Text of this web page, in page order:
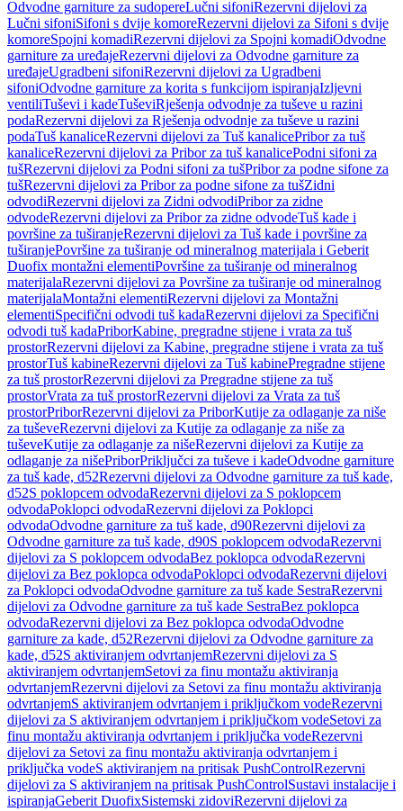
Odvodne garniture za sudopereLučni sifoniRezervni dijelovi za
Lučni sifoniSifoni s dvije komoreRezervni dijelovi za Sifoni s dvije
komoreSpojni komadiRezervni dijelovi za Spojni komadiOdvodne
garniture za uređajeRezervni dijelovi za Odvodne garniture za
uređajeUgradbeni sifoniRezervni dijelovi za Ugradbeni
sifoniOdvodne garniture za korita s funkcijom ispiranjaIzljevni
ventiliTuševi i kadeTuševiRješenja odvodnje za tuševe u razini
podaRezervni dijelovi za Rješenja odvodnje za tuševe u razini
podaTuš kanaliceRezervni dijelovi za Tuš kanalicePribor za tuš
kanaliceRezervni dijelovi za Pribor za tuš kanalicePodni sifoni za
tušRezervni dijelovi za Podni sifoni za tušPribor za podne sifone za
tušRezervni dijelovi za Pribor za podne sifone za tušZidni
odvodiRezervni dijelovi za Zidni odvodiPribor za zidne
odvodeRezervni dijelovi za Pribor za zidne odvodeTuš kade i
površine za tuširanjeRezervni dijelovi za Tuš kade i površine za
tuširanjePovršine za tuširanje od mineralnog materijala i Geberit
Duofix montažni elementiPovršine za tuširanje od mineralnog
materijalaRezervni dijelovi za Površine za tuširanje od mineralnog
materijalaMontažni elementiRezervni dijelovi za Montažni
elementiSpecifični odvodi tuš kadaRezervni dijelovi za Specifični
odvodi tuš kadaPriborKabine, pregradne stijene i vrata za tuš
prostorRezervni dijelovi za Kabine, pregradne stijene i vrata za tuš
prostorTuš kabineRezervni dijelovi za Tuš kabinePregradne stijene
za tuš prostorRezervni dijelovi za Pregradne stijene za tuš
prostorVrata za tuš prostorRezervni dijelovi za Vrata za tuš
prostorPriborRezervni dijelovi za PriborKutije za odlaganje za niše
za tuševeRezervni dijelovi za Kutije za odlaganje za niše za
tuševeKutije za odlaganje za nišeRezervni dijelovi za Kutije za
odlaganje za nišePriborPriključci za tuševe i kadeOdvodne garniture
za tuš kade, d52Rezervni dijelovi za Odvodne garniture za tuš kade,
d52S poklopcem odvodaRezervni dijelovi za S poklopcem
odvodaPoklopci odvodaRezervni dijelovi za Poklopci
odvodaOdvodne garniture za tuš kade, d90Rezervni dijelovi za
Odvodne garniture za tuš kade, d90S poklopcem odvodaRezervni
dijelovi za S poklopcem odvodaBez poklopca odvodaRezervni
dijelovi za Bez poklopca odvodaPoklopci odvodaRezervni dijelovi
za Poklopci odvodaOdvodne garniture za tuš kade SestraRezervni
dijelovi za Odvodne garniture za tuš kade SestraBez poklopca
odvodaRezervni dijelovi za Bez poklopca odvodaOdvodne
garniture za kade, d52Rezervni dijelovi za Odvodne garniture za
kade, d52S aktiviranjem odvrtanjemRezervni dijelovi za S
aktiviranjem odvrtanjemSetovi za finu montažu aktiviranja
odvrtanjemRezervni dijelovi za Setovi za finu montažu aktiviranja
odvrtanjemS aktiviranjem odvrtanjem i priključkom vodeRezervni
dijelovi za S aktiviranjem odvrtanjem i priključkom vodeSetovi za
finu montažu aktiviranja odvrtanjem i priključka vodeRezervni
dijelovi za Setovi za finu montažu aktiviranja odvrtanjem i
priključka vodeS aktiviranjem na pritisak PushControlRezervni
dijelovi za S aktiviranjem na pritisak PushControlSustavi instalacije i
ispiranjaGeberit DuofixSistemski zidoviRezervni dijelovi za